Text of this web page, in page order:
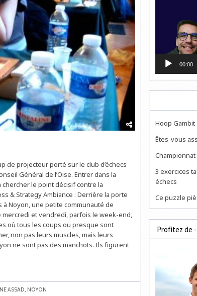
de projecteur porté sur le club d’échecs
Général de l’Oise. Entrer dans la
chercher le point décisif contre la
& Strategy Ambiance : Derrière la porte
Noyon, une petite communauté de
et vendredi, parfois le week-end,
où tous les coups ou presque sont
non pas leurs muscles, mais leurs
ne sont pas des manchots. Ils figurent
ASSAD NOYON
00:00
Hoop Gambit
Êtes-vous
Championnat
3 exercices
échecs
Ce puzzle
Profitez de